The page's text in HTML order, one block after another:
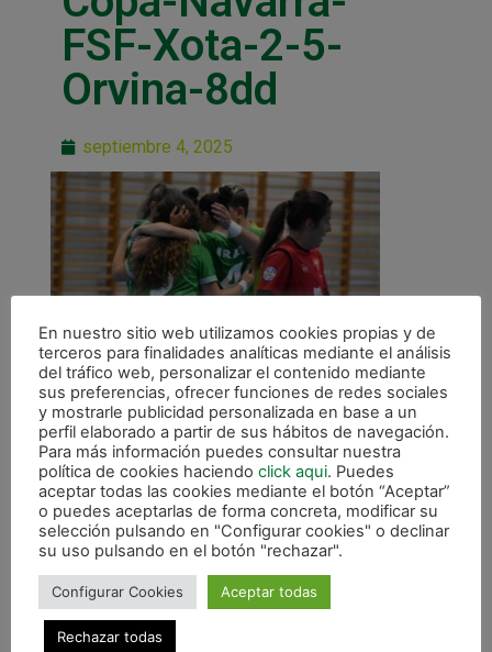
FSF-Xota-2-5-
Orvina-8dd
septiembre 4, 2025
ANTERIOR
El Lacturale Orvina pasa de ronda en la Copa Navarra femenina
CALENDARIO DE LIGA
En nuestro sitio web utilizamos cookies propias y de
terceros para finalidades analíticas mediante el análisis
del tráfico web, personalizar el contenido mediante
sus preferencias, ofrecer funciones de redes sociales
y mostrarle publicidad personalizada en base a un
perfil elaborado a partir de sus hábitos de navegación.
Para más información puedes consultar nuestra
política de cookies haciendo click aqui. Puedes
aceptar todas las cookies mediante el botón “Aceptar”
o puedes aceptarlas de forma concreta, modificar su
selección pulsando en "Configurar cookies" o declinar
su uso pulsando en el botón "rechazar".
Configurar Cookies Aceptar todas
Rechazar todas